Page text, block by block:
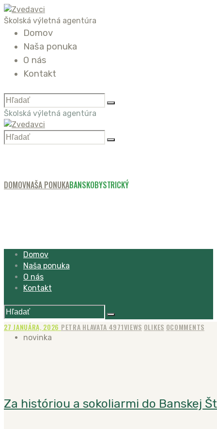
Školská výletná agentúra
Domov
Naša ponuka
O nás
Kontakt
Školská výletná agentúra
DOMOVNAŠA PONUKABANSKOBYSTRICKÝ
Domov
Naša ponuka
O nás
Kontakt
27 JANUÁRA, 2026 PETRA HLAVATA 4971VIEWS 0LIKES 0COMMENTS
novinka
Za históriou a sokoliarmi do Banskej